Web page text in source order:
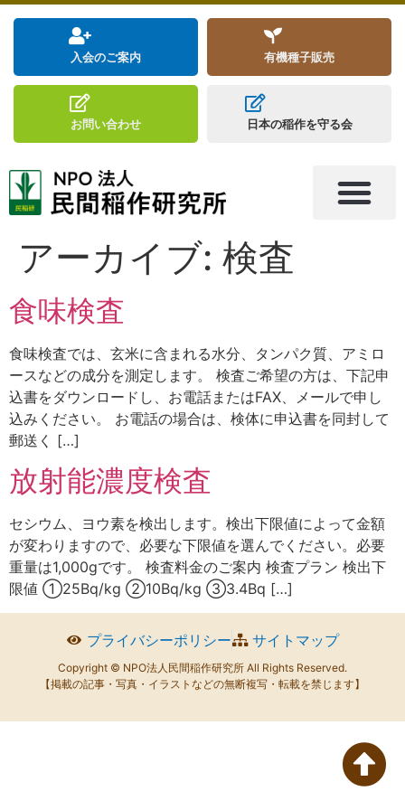
入会のご案内 有機種子販売
お問い合わせ 日本の稲作を守る会
アーカイブ: 検査
食味検査
食味検査では、玄米に含まれる水分、タンパク質、アミロ
ースなどの成分を測定します。 検査ご希望の方は、下記申
込書をダウンロードし、お電話またはFAX、メールで申し
込みください。 お電話の場合は、検体に申込書を同封して
郵送く […]
放射能濃度検査
セシウム、ヨウ素を検出します。検出下限値によって金額
が変わりますので、必要な下限値を選んでください。必要
重量は1,000gです。 検査料金のご案内 検査プラン 検出下
限値 ①25Bq/kg ②10Bq/kg ③3.4Bq […]
プライバシーポリシー サイトマップ
Copyright © NPO法人民間稲作研究所 All Rights Reserved.
【掲載の記事・写真・イラストなどの無断複写・転載を禁じます】